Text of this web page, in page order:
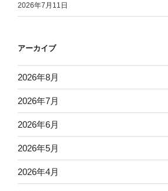
2026年7月11日
アーカイブ
2026年8月
2026年7月
2026年6月
2026年5月
2026年4月